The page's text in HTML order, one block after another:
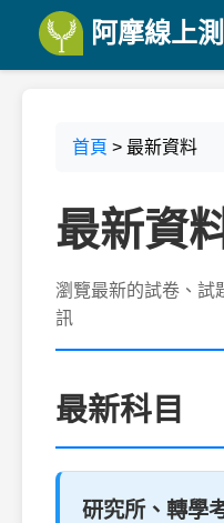
阿摩線上
首頁 > 最新資料
最新資
瀏覽最新的試卷、試
訊
最新科目
研究所、轉學